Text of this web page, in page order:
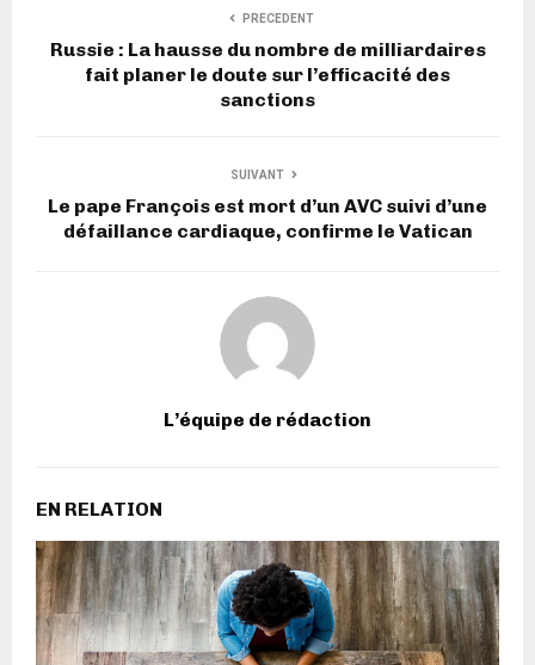
PRECEDENT
Russie : La hausse du nombre de milliardaires
fait planer le doute sur l’efficacité des
sanctions
SUIVANT
Le pape François est mort d’un AVC suivi d’une
défaillance cardiaque, confirme le Vatican
L’équipe de rédaction
EN RELATION